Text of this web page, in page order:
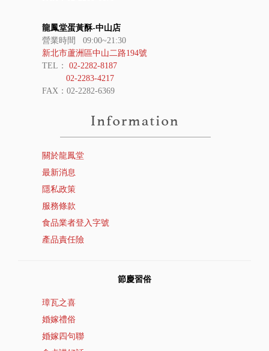
龍鳳堂蛋黃酥-中山店
營業時間 09:00~21:30
新北市蘆洲區中山二路194號
TEL： 02-2282-8187
02-2283-4217
FAX：02-2282-6369
關於龍鳳堂
最新消息
隱私政策
服務條款
食品業者登入字號
產品責任險
節慶習俗
璋瓦之喜
婚嫁禮俗
婚嫁四句聯